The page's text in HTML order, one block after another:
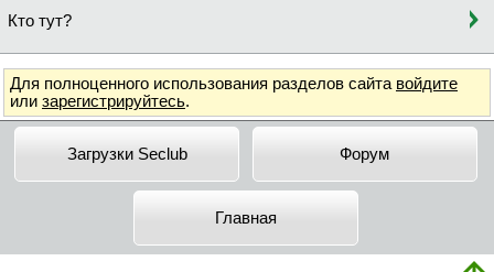
Кто тут?
Для полноценного использования разделов сайта войдите
или зарегистрируйтесь.
Загрузки Seclub Форум
Главная